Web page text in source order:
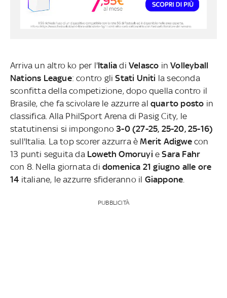
Arriva un altro ko per l'ItaliadiVelasco inVolleyball
Nations League: contro gliStati Uniti la seconda
sconfitta della competizione, dopo quella contro il
Brasile, che fa scivolare le azzurre al quarto posto in
classifica. Alla PhilSport Arena di Pasig City, le
statutinensi si impongono 3-0 (27-25, 25-20, 25-16)
sull'Italia. La top scorer azzurra èMerit Adigwecon
13 punti seguita da Loweth Omoruyi eSara Fahr
con 8. Nella giornata di domenica 21 giugno alle ore
14 italiane, le azzurre sfideranno il Giappone.
PUBBLICITÀ